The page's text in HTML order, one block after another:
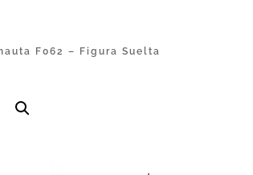
F062 – Figura Suelta